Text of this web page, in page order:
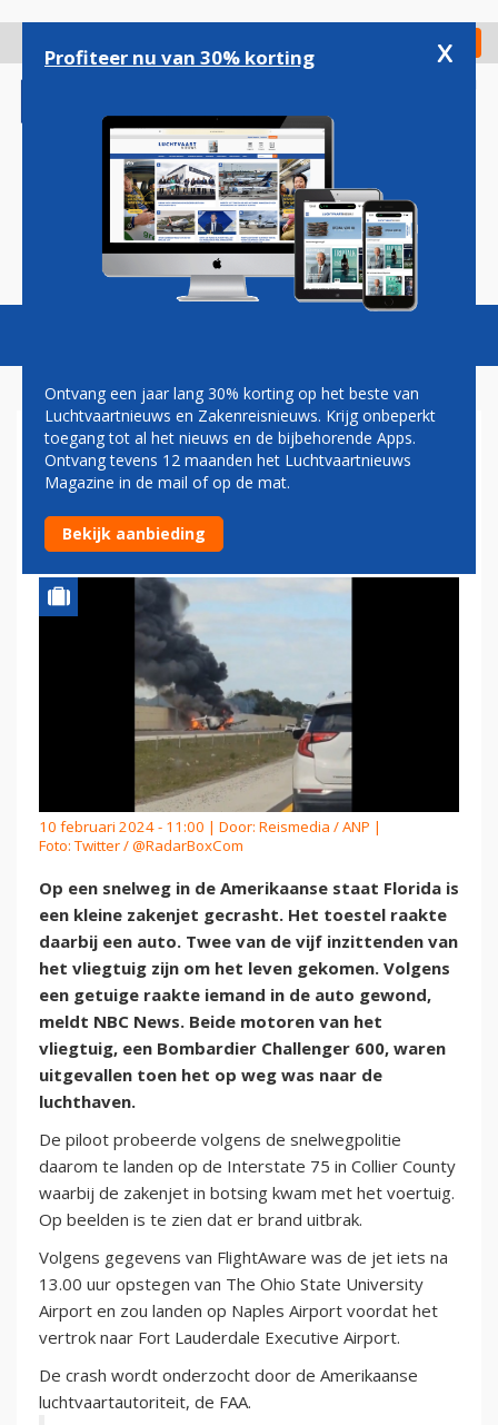
gaan
Check in
Magazine Podcasts Vacatures
DODEN BIJ CRASH MET
ZAKENJET OP SNELWEG IN
FLORIDA
10 februari 2024 - 11:00 | Door: Reismedia / ANP |
Foto: Twitter / @RadarBoxCom
Op een snelweg in de Amerikaanse staat Florida is
een kleine zakenjet gecrasht. Het toestel raakte
daarbij een auto. Twee van de vijf inzittenden van
het vliegtuig zijn om het leven gekomen. Volgens
een getuige raakte iemand in de auto gewond,
meldt NBC News. Beide motoren van het
vliegtuig, een Bombardier Challenger 600, waren
uitgevallen toen het op weg was naar de
luchthaven.
De piloot probeerde volgens de snelwegpolitie
daarom te landen op de Interstate 75 in Collier County
waarbij de zakenjet in botsing kwam met het voertuig.
Op beelden is te zien dat er brand uitbrak.
Volgens gegevens van FlightAware was de jet iets na
13.00 uur opstegen van The Ohio State University
Airport en zou landen op Naples Airport voordat het
vertrok naar Fort Lauderdale Executive Airport.
De crash wordt onderzocht door de Amerikaanse
luchtvaartautoriteit, de FAA.
Profiteer nu van 30% korting x
Ontvang een jaar lang 30% korting op het beste van
Luchtvaartnieuws en Zakenreisnieuws. Krijg onbeperkt
toegang tot al het nieuws en de bijbehorende Apps.
Ontvang tevens 12 maanden het Luchtvaartnieuws
Magazine in de mail of op de mat.
Bekijk aanbieding